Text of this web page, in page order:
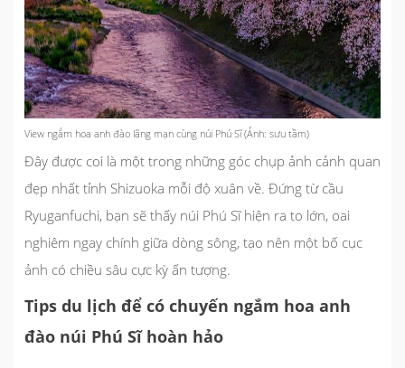
View ngắm hoa anh đào lãng mạn cùng núi Phú Sĩ (Ảnh: sưu tầm)
Đây được coi là một trong những góc chụp ảnh cảnh quan
đẹp nhất tỉnh Shizuoka mỗi độ xuân về. Đứng từ cầu
Ryuganfuchi, bạn sẽ thấy núi Phú Sĩ hiện ra to lớn, oai
nghiêm ngay chính giữa dòng sông, tạo nên một bố cục
ảnh có chiều sâu cực kỳ ấn tượng.
Tips du lịch để có chuyến ngắm hoa anh
đào núi Phú Sĩ hoàn hảo